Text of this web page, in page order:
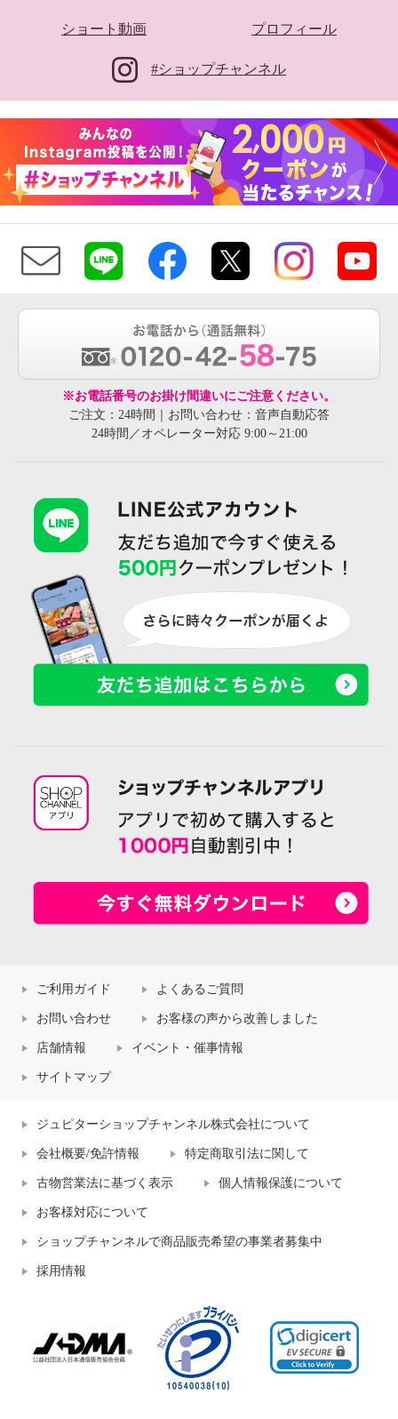
ショート動画 プロフィール
#ショップチャンネル
※お電話番号のお掛け間違いにご注意ください。
ご注文：24時間｜お問い合わせ：音声自動応答
24時間／オペレーター対応 9:00～21:00
ご利用ガイド よくあるご質問
お問い合わせ お客様の声から改善しました
店舗情報 イベント・催事情報
サイトマップ
ジュピターショップチャンネル株式会社について
会社概要/免許情報 特定商取引法に関して
古物営業法に基づく表示 個人情報保護について
お客様対応について
ショップチャンネルで商品販売希望の事業者募集中
採用情報